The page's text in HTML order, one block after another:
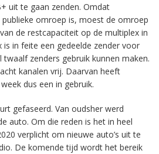
uit te gaan zenden. Omdat
omroep is, moest de omroep
de restcapaciteit op de multiplex in
is in feite een gedeelde zender voor
zenders gebruik kunnen maken.
kanalen vrij. Daarvan heeft
dus een in gebruik.
gefaseerd. Van oudsher werd
auto. Om die reden is het in heel
verplicht om nieuwe auto’s uit te
De komende tijd wordt het bereik